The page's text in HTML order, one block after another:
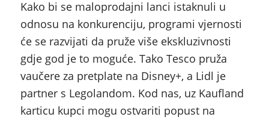
Kako bi se maloprodajni lanci istaknuli u
odnosu na konkurenciju, programi vjernosti
će se razvijati da pruže više ekskluzivnosti
gdje god je to moguće. Tako Tesco pruža
vaučere za pretplate na Disney+, a Lidl je
partner s Legolandom. Kod nas, uz Kaufland
karticu kupci mogu ostvariti popust na